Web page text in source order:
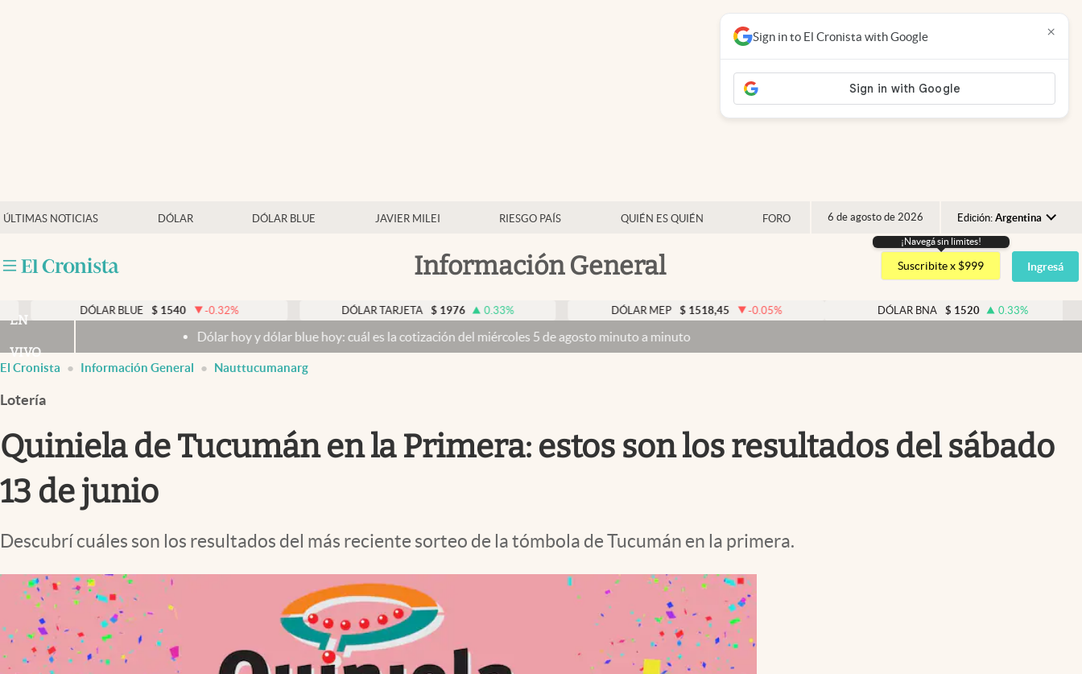
ÚLTIMAS NOTICIAS DÓLAR DÓLAR BLUE JAVIER MILEI RIESGO PAÍS QUIÉN ES QUIÉN FORO 6 de agosto de 2026 Edición: Argentina
Argentina
España
USA
Información General
Mercados Online
Otras secciones
Infotechnology
Clase
Clima
Mundial 2026
Eventos Corporativos
abre en nueva pestaña
¡Navegá sin limites!
Suscribite x $999 Ingresá
DÓLAR BLUE $ 1540 -0.32% DÓLAR TARJETA $ 1976 0.33% DÓLAR MEP $ 1518,45 -0.05% DÓLAR BNA $ 1520 0.33%
EN
VIVO
Dólar hoy y dólar blue hoy: cuál es la cotización del miércoles 5 de agosto minuto a minuto
Sign in to El Cronista with Google ×
El Cronista Información General Nauttucumanarg
Lotería
Quiniela de Tucumán en la Primera: estos son los resultados del sábado
13 de junio
Descubrí cuáles son los resultados del más reciente sorteo de la tómbola de Tucumán en la primera.